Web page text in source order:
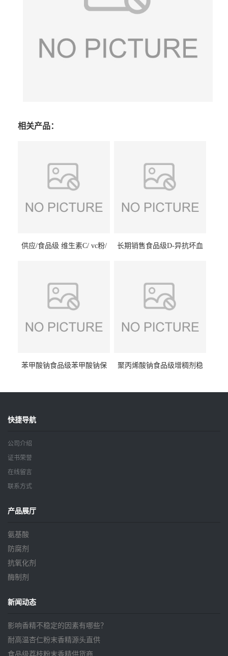
相关产品：
供应/食品级 维生素C/ vc粉/
长期销售食品级D-异抗坏血
苯甲酸钠食品级苯甲酸钠保
聚丙烯酸钠食品级增稠剂稳
快捷导航
公司介绍
证书荣誉
在线留言
联系方式
产品展厅
氨基酸
防腐剂
抗氧化剂
酶制剂
新闻动态
影响香精不稳定的因素有哪些？
耐高温杏仁粉末香精源头直供
食品级荔枝粉末香精供货商